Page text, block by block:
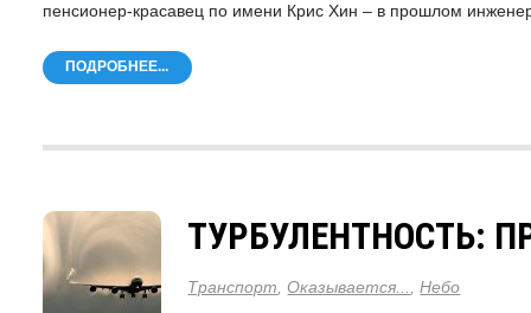
пенсионер-красавец по имени Крис Хин – в прошлом
ПОДРОБНЕЕ...
ТУРБУЛЕНТНОСТЬ:
Транспорт Оказывается... ,Небо